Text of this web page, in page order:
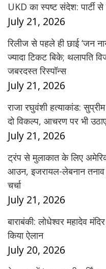
UKD का स्पष्ट संदेश: पार्टी
July 21, 2026
रिलीज से पहले ही छाई ‘जन
ज्यादा टिकट बिके; थलापति
जबरदस्त रिस्पॉन्स
July 21, 2026
राजा रघुवंशी हत्याकांड:
दो विकल्प, आचरण पर भी
July 21, 2026
ट्रंप से मुलाकात के लिए
आउन, इजरायल-लेबनान तनाव
चर्चा
July 21, 2026
बाराबंकी: लोधेश्वर महादेव
किया ऐलान
July 20, 2026